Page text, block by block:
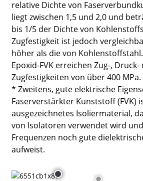
relative Dichte von
liegt zwischen 1,5 und 2,0 und
bis 1/5 der Dichte von
Zugfestigkeit ist jedoch
höher als die von
Epoxid-FVK erreichen Zug-, Druck-
Zugfestigkeiten von über 400 MPa.
* Zweitens, gute elektrische
Faserverstärkter Kunststoff (FVK)
ausgezeichnetes Isoliermaterial,
von Isolatoren verwendet wird
Frequenzen noch gute
aufweist.